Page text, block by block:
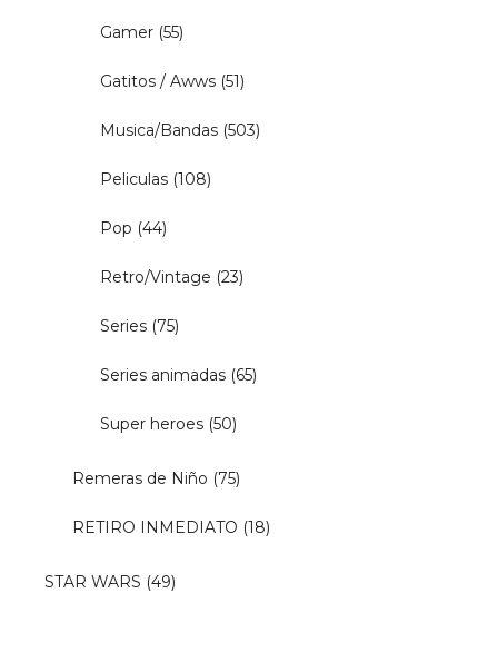
Gamer (55)
Gatitos / Awws (51)
Musica/Bandas (503)
Peliculas (108)
Pop (44)
Retro/Vintage (23)
Series (75)
Series animadas (65)
Super heroes (50)
Remeras de Niño (75)
RETIRO INMEDIATO (18)
STAR WARS (49)